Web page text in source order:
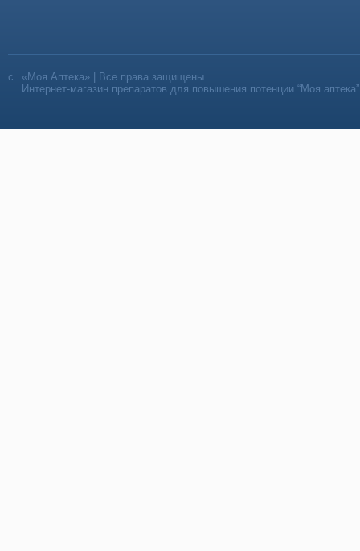
«Моя Аптека» | Все права защищены
Интернет-магазин препаратов для повышения потенции “Моя